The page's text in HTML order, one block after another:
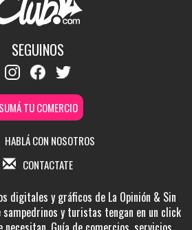
SEGUINOS
SUMÁ TU COMERCIO
HABLÁ CON NOSOTROS
CONTACTATE
digitales y gráficos de La Opinión & Sin
sampedrinos y turistas tengan en un click